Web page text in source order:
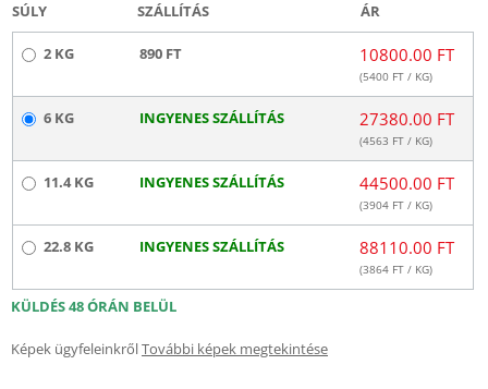
SÚLY SZÁLLÍTÁS ÁR
2 KG 890 FT 10800.00 FT
(5400 FT / KG)
6 KG INGYENES SZÁLLÍTÁS 27380.00 FT
(4563 FT / KG)
11.4 KG INGYENES SZÁLLÍTÁS 44500.00 FT
(3904 FT / KG)
22.8 KG INGYENES SZÁLLÍTÁS 88110.00 FT
(3864 FT / KG)
KÜLDÉS 48 ÓRÁN BELÜL
Képek ügyfeleinkrőlTovábbi képek megtekintése